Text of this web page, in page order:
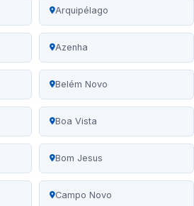
Arquipélago
Azenha
Belém Novo
Boa Vista
Bom Jesus
Campo Novo